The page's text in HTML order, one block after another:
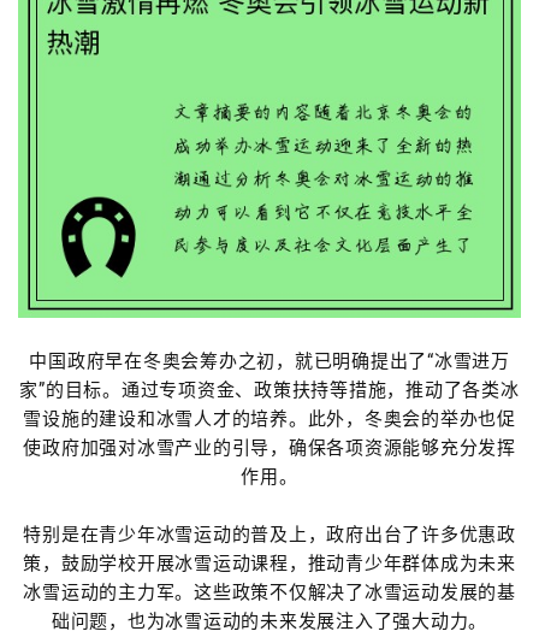
中国政府早在冬奥会筹办之初，就已明确提出了“冰雪进万
家”的目标。通过专项资金、政策扶持等措施，推动了各类冰
雪设施的建设和冰雪人才的培养。此外，冬奥会的举办也促
使政府加强对冰雪产业的引导，确保各项资源能够充分发挥
作用。
特别是在青少年冰雪运动的普及上，政府出台了许多优惠政
策，鼓励学校开展冰雪运动课程，推动青少年群体成为未来
冰雪运动的主力军。这些政策不仅解决了冰雪运动发展的基
础问题，也为冰雪运动的未来发展注入了强大动力。